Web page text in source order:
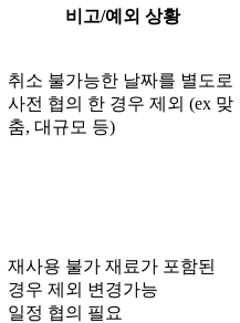
비고/예외 상황
취소 불가능한 날짜를 별도로
사전 협의 한 경우 제외 (ex 맞
춤, 대규모 등)
재사용 불가 재료가 포함된
경우 제외 변경가능
일정 협의 필요